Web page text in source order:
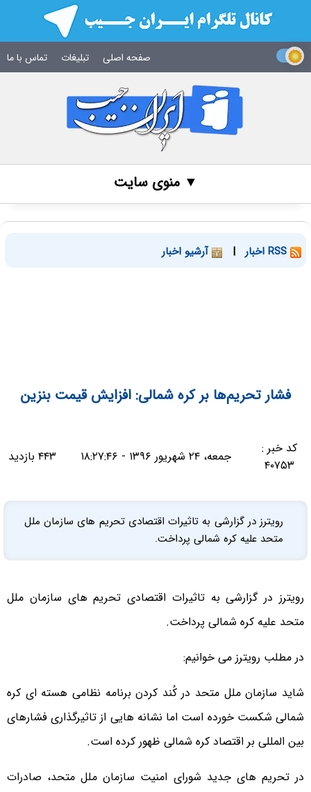
صفحه اصلی تبلیغات تماس با ما
▼ منوی سایت
| آرشیو اخبار
فشار تحریم‌ها بر کره شمالی: افزایش قیمت بنزین
کد خبر :
۴۰۷۵۳
جمعه، ۲۴ شهریور ۱۳۹۶ - ۱۸:۲۷:۴۶ ۴۴۳ بازدید
رویترز در گزارشی به تاثیرات اقتصادی تحریم های سازمان ملل
متحد علیه کره شمالی پرداخت.
رویترز در گزارشی به تاثیرات اقتصادی تحریم های سازمان ملل
متحد علیه کره شمالی پرداخت.
در مطلب رویترز می خوانیم:
شاید سازمان ملل متحد در کُند کردن برنامه نظامی هسته ای کره
شمالی شکست خورده است اما نشانه هایی از تاثیرگذاری فشارهای
بین المللی بر اقتصاد کره شمالی ظهور کرده است.
در تحریم های جدید شورای امنیت سازمان ملل متحد، صادرات